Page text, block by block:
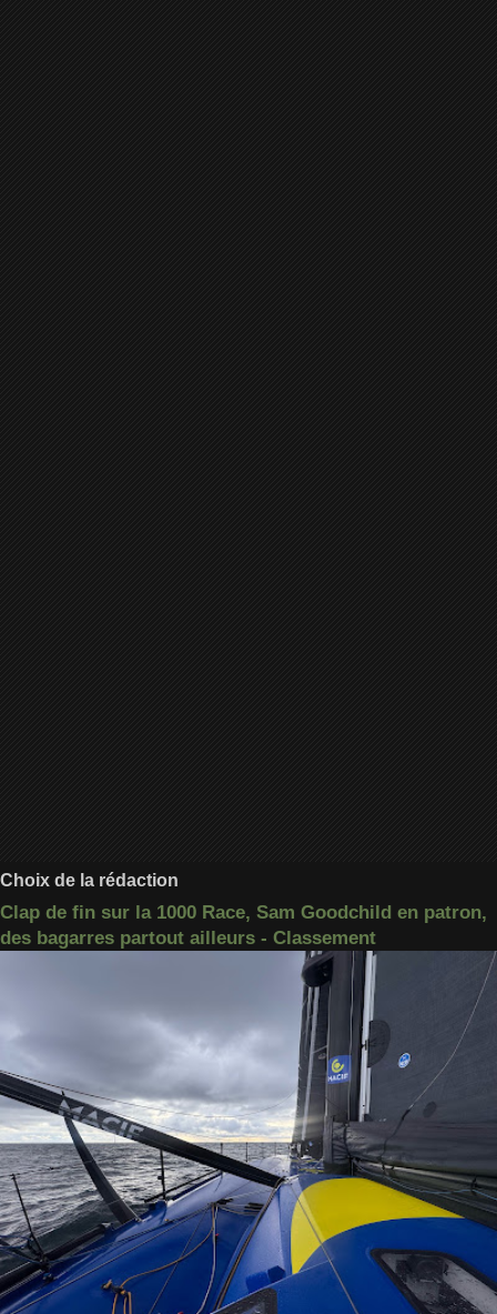
Choix de la rédaction
Clap de fin sur la 1000 Race, Sam Goodchild en patron,
des bagarres partout ailleurs - Classement